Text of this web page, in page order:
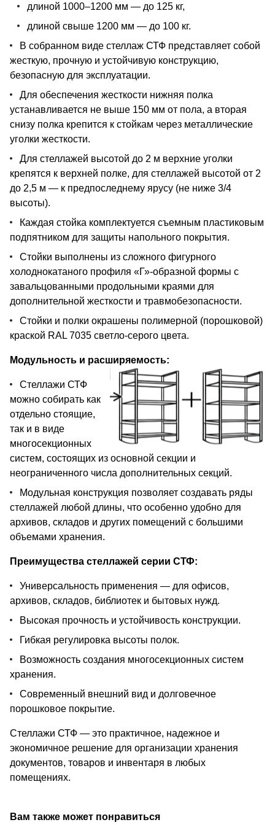
длиной 1000–1200 мм — до 125 кг,
длиной свыше 1200 мм — до 100 кг.
В собранном виде стеллаж СТФ представляет собой
жесткую, прочную и устойчивую конструкцию,
безопасную для эксплуатации.
Для обеспечения жесткости нижняя полка
устанавливается не выше 150 мм от пола, а вторая
снизу полка крепится к стойкам через металлические
уголки жесткости.
Для стеллажей высотой до 2 м верхние уголки
крепятся к верхней полке, для стеллажей высотой от 2
до 2,5 м — к предпоследнему ярусу (не ниже 3/4
высоты).
Каждая стойка комплектуется съемным пластиковым
подпятником для защиты напольного покрытия.
Стойки выполнены из сложного фигурного
холоднокатаного профиля «Г»-образной формы с
завальцованными продольными краями для
дополнительной жесткости и травмобезопасности.
Стойки и полки окрашены полимерной (порошковой)
краской RAL 7035 светло-серого цвета.
Модульность и расширяемость:
Стеллажи СТФ
можно собирать как
отдельно стоящие,
так и в виде
многосекционных
систем, состоящих из основной секции и
неограниченного числа дополнительных секций.
Модульная конструкция позволяет создавать ряды
стеллажей любой длины, что особенно удобно для
архивов, складов и других помещений с большими
объемами хранения.
Преимущества стеллажей серии СТФ:
Универсальность применения — для офисов,
архивов, складов, библиотек и бытовых нужд.
Высокая прочность и устойчивость конструкции.
Гибкая регулировка высоты полок.
Возможность создания многосекционных систем
хранения.
Современный внешний вид и долговечное
порошковое покрытие.
Стеллажи СТФ — это практичное, надежное и
экономичное решение для организации хранения
документов, товаров и инвентаря в любых
помещениях.
Вам также может понравиться